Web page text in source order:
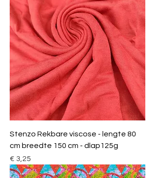
Stenzo Rekbare viscose - lengte 80
cm breedte 150 cm - dlap125g
Prijs
€ 3,25